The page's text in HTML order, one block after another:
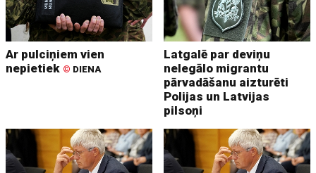
Ar pulciņiem vien
nepietiek © DIENA
Latgalē par deviņu
nelegālo migrantu
pārvadāšanu aizturēti
Polijas un Latvijas
pilsoņi